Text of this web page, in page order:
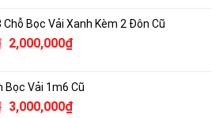
là:
750,000₫.
Bọc Vải Xanh Kèm 2 Đôn Cũ
Giá
3,300,000₫.
2,000,000₫Giá
là:
2,000,000₫.
Bọc Vải 1m6 Cũ
Giá
3,000,000₫Giá